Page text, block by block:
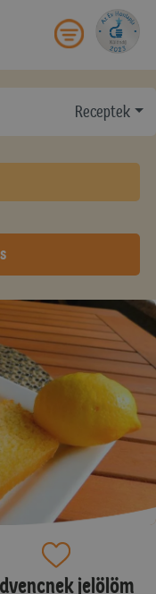
Receptek
jelölöm